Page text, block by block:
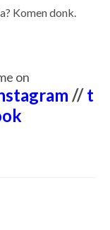
Komen donk.
on
//t